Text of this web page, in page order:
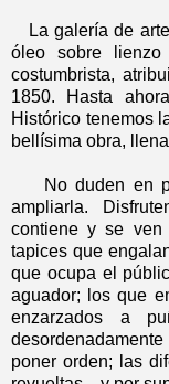
La galería de
óleo sobre
costumbrista,
1850. Hasta
Histórico tenemos
bellísima obra,
No duden en
ampliarla.
contiene y se ven
tapices que
que ocupa el
aguador; los que
enzarzados a
poner orden; las